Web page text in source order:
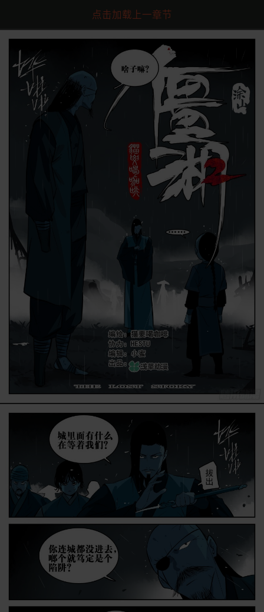
点击加载上一章节